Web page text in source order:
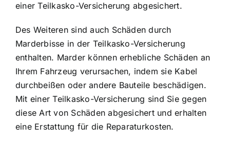
einer Teilkasko-Versicherung abgesichert.
Des Weiteren sind auch Schäden durch
Marderbisse in der Teilkasko-Versicherung
enthalten. Marder können erhebliche Schäden an
Ihrem Fahrzeug verursachen, indem sie Kabel
durchbeißen oder andere Bauteile beschädigen.
Mit einer Teilkasko-Versicherung sind Sie gegen
diese Art von Schäden abgesichert und erhalten
eine Erstattung für die Reparaturkosten.